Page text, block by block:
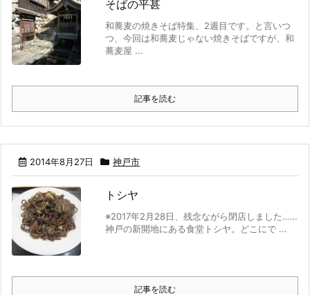
そばの平甚
和蕎麦の焼きそば特集、2週目です。と言いつ
つ、今回は和蕎麦じゃない焼きそばですが、和
蕎麦屋 ...
記事を読む
2014年8月27日 神戸市
トシヤ
※2017年2月28日、残念ながら閉店しました……
神戸の新開地にある食堂トシヤ。どこにで ...
記事を読む